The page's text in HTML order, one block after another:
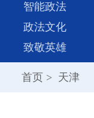
智能政法
政法文化
致敬英雄
首页 > 天津